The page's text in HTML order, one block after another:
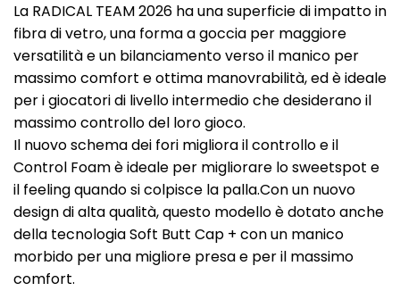
La RADICAL TEAM 2026 ha una superficie di impatto in
fibra di vetro, una forma a goccia per maggiore
versatilità e un bilanciamento verso il manico per
massimo comfort e ottima manovrabilità, ed è ideale
per i giocatori di livello intermedio che desiderano il
massimo controllo del loro gioco.
Il nuovo schema dei fori migliora il controllo e il
Control Foam è ideale per migliorare lo sweetspot e
il feeling quando si colpisce la palla.Con un nuovo
design di alta qualità, questo modello è dotato anche
della tecnologia Soft Butt Cap + con un manico
morbido per una migliore presa e per il massimo
comfort.